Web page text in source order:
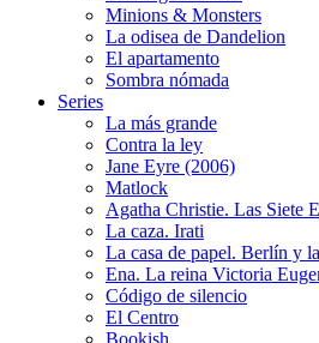
Minions & Monsters
La odisea de Dandelion
El apartamento
Sombra nómada
Series
La más grande
Contra la ley
Jane Eyre (2006)
Matlock
Agatha Christie. Las Siete
La caza. Irati
La casa de papel. Berlín y
Ena. La reina Victoria
Código de silencio
El Centro